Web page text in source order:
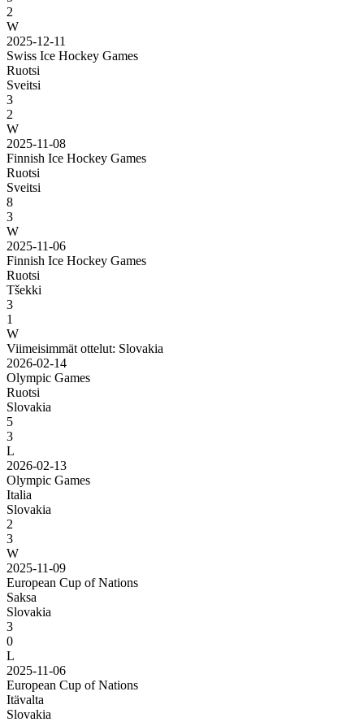
2
W
2025-12-11
Swiss Ice Hockey Games
Ruotsi
Sveitsi
3
2
W
2025-11-08
Finnish Ice Hockey Games
Ruotsi
Sveitsi
8
3
W
2025-11-06
Finnish Ice Hockey Games
Ruotsi
Tšekki
3
1
W
Viimeisimmät ottelut: Slovakia
2026-02-14
Olympic Games
Ruotsi
Slovakia
5
3
L
2026-02-13
Olympic Games
Italia
Slovakia
2
3
W
2025-11-09
European Cup of Nations
Saksa
Slovakia
3
0
L
2025-11-06
European Cup of Nations
Itävalta
Slovakia